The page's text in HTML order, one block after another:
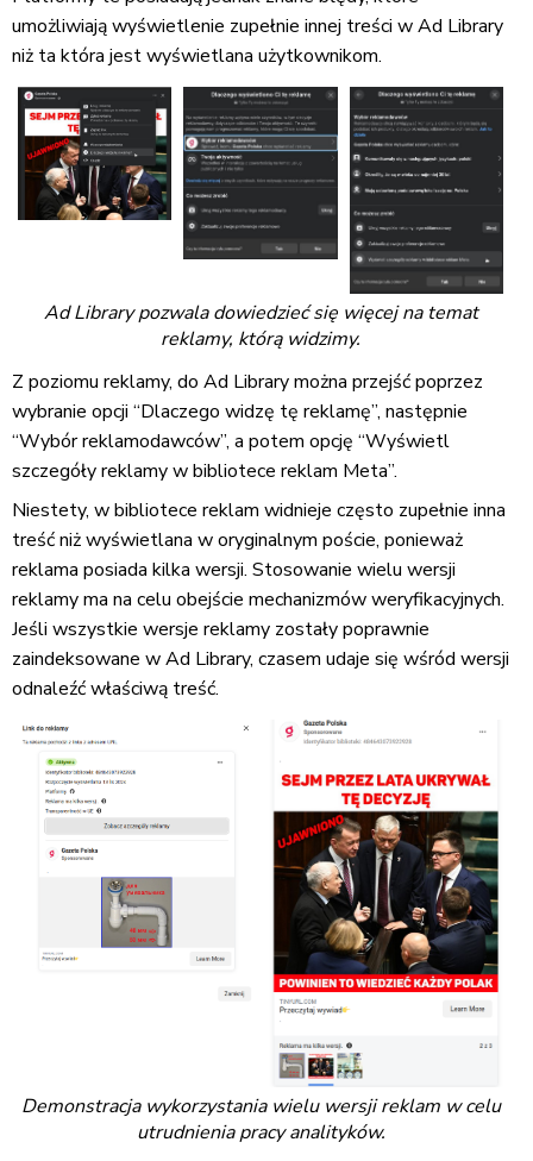
umożliwiają wyświetlenie zupełnie innej treści w Ad Library
niż ta która jest wyświetlana użytkownikom.
Ad Library pozwala dowiedzieć się więcej na temat
reklamy, którą widzimy.
Z poziomu reklamy, do Ad Library można przejść poprzez
wybranie opcji “Dlaczego widzę tę reklamę”, następnie
“Wybór reklamodawców”, a potem opcję “Wyświetl
szczegóły reklamy w bibliotece reklam Meta”.
Niestety, w bibliotece reklam widnieje często zupełnie inna
treść niż wyświetlana w oryginalnym poście, ponieważ
reklama posiada kilka wersji. Stosowanie wielu wersji
reklamy ma na celu obejście mechanizmów weryfikacyjnych.
Jeśli wszystkie wersje reklamy zostały poprawnie
zaindeksowane w Ad Library, czasem udaje się wśród wersji
odnaleźć właściwą treść.
Demonstracja wykorzystania wielu wersji reklam w celu
utrudnienia pracy analityków.